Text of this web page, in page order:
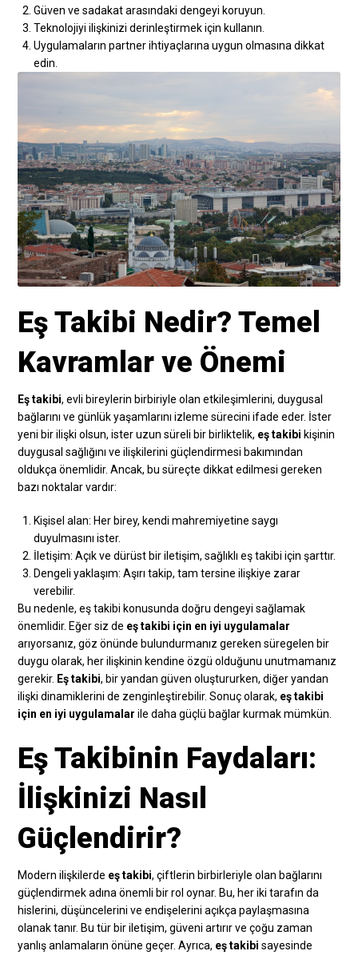
Güven ve sadakat arasındaki dengeyi koruyun.
Teknolojiyi ilişkinizi derinleştirmek için kullanın.
Uygulamaların partner ihtiyaçlarına uygun olmasına dikkat
edin.
Eş Takibi Nedir? Temel
Kavramlar ve Önemi
Eş takibi, evli bireylerin birbiriyle olan etkileşimlerini, duygusal
bağlarını ve günlük yaşamlarını izleme sürecini ifade eder. İster
yeni bir ilişki olsun, ister uzun süreli bir birliktelik, eş takibi kişinin
duygusal sağlığını ve ilişkilerini güçlendirmesi bakımından
oldukça önemlidir. Ancak, bu süreçte dikkat edilmesi gereken
bazı noktalar vardır:
Kişisel alan: Her birey, kendi mahremiyetine saygı
duyulmasını ister.
İletişim: Açık ve dürüst bir iletişim, sağlıklı eş takibi için şarttır.
Dengeli yaklaşım: Aşırı takip, tam tersine ilişkiye zarar
verebilir.
Bu nedenle, eş takibi konusunda doğru dengeyi sağlamak
önemlidir. Eğer siz de eş takibi için en iyi uygulamalar
arıyorsanız, göz önünde bulundurmanız gereken süregelen bir
duygu olarak, her ilişkinin kendine özgü olduğunu unutmamanız
gerekir. Eş takibi, bir yandan güven oluştururken, diğer yandan
ilişki dinamiklerini de zenginleştirebilir. Sonuç olarak, eş takibi
için en iyi uygulamalar ile daha güçlü bağlar kurmak mümkün.
Eş Takibinin Faydaları:
İlişkinizi Nasıl
Güçlendirir?
Modern ilişkilerde eş takibi, çiftlerin birbirleriyle olan bağlarını
güçlendirmek adına önemli bir rol oynar. Bu, her iki tarafın da
hislerini, düşüncelerini ve endişelerini açıkça paylaşmasına
olanak tanır. Bu tür bir iletişim, güveni artırır ve çoğu zaman
yanlış anlamaların önüne geçer. Ayrıca, eş takibi sayesinde